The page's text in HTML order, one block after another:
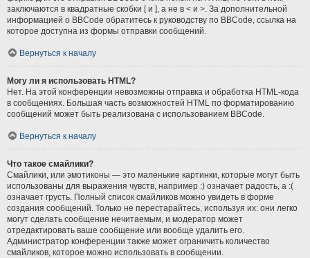
заключаются в квадратные скобки [ и ], а не в < и >. За дополнительной
информацией о BBCode обратитесь к руководству по BBCode, ссылка на
которое доступна из формы отправки сообщений.
Вернуться к началу
Могу ли я использовать HTML?
Нет. На этой конференции невозможны отправка и обработка HTML-кода
в сообщениях. Большая часть возможностей HTML по форматированию
сообщений может быть реализована с использованием BBCode.
Вернуться к началу
Что такое смайлики?
Смайлики, или эмотиконы — это маленькие картинки, которые могут быть
использованы для выражения чувств, например :) означает радость, а :(
означает грусть. Полный список смайликов можно увидеть в форме
создания сообщений. Только не перестарайтесь, используя их: они легко
могут сделать сообщение нечитаемым, и модератор может
отредактировать ваше сообщение или вообще удалить его.
Администратор конференции также может ограничить количество
смайликов, которое можно использовать в сообщении.